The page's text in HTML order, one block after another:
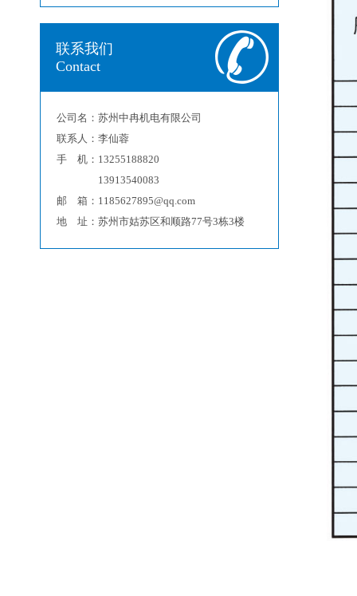
联系我们
Contact
公司名：苏州中冉机电有限公司
联系人：李仙蓉
手 机：13255188820
13913540083
邮 箱：1185627895@qq.com
地 址：苏州市姑苏区和顺路77号3栋3楼